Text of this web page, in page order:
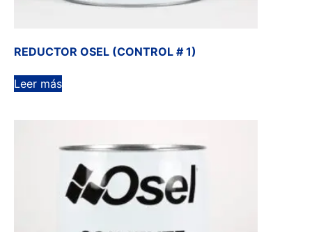
REDUCTOR OSEL (CONTROL # 1)
Leer más